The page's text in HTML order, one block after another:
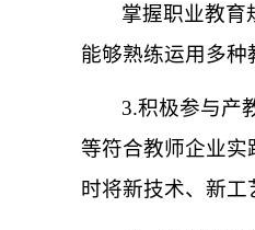
掌握职业教育
能够熟练运用多
3.积极参与产
等符合教师企业实
时将新技术、新